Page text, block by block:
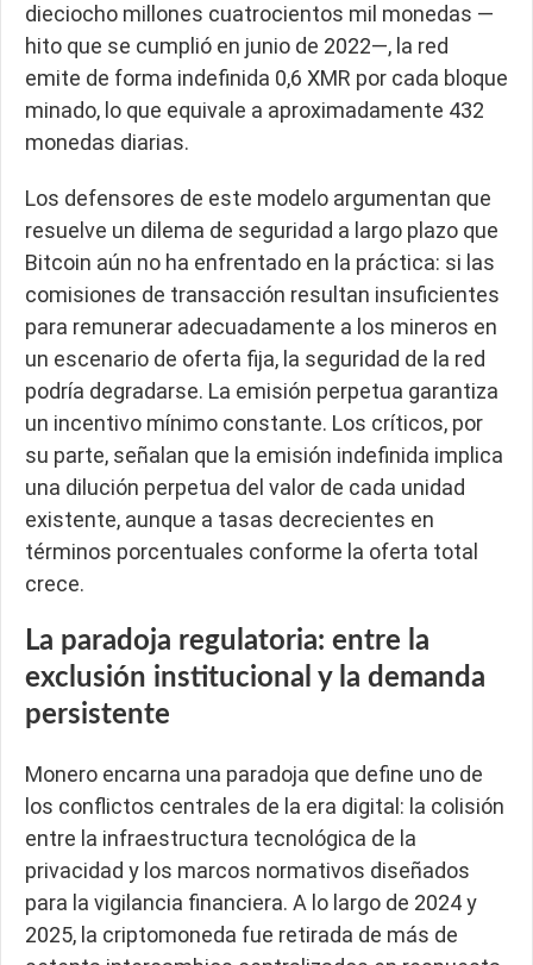
dieciocho millones cuatrocientos mil monedas —
hito que se cumplió en junio de 2022—, la red
emite de forma indefinida 0,6 XMR por cada bloque
minado, lo que equivale a aproximadamente 432
monedas diarias.
Los defensores de este modelo argumentan que
resuelve un dilema de seguridad a largo plazo que
Bitcoin aún no ha enfrentado en la práctica: si las
comisiones de transacción resultan insuficientes
para remunerar adecuadamente a los mineros en
un escenario de oferta fija, la seguridad de la red
podría degradarse. La emisión perpetua garantiza
un incentivo mínimo constante. Los críticos, por
su parte, señalan que la emisión indefinida implica
una dilución perpetua del valor de cada unidad
existente, aunque a tasas decrecientes en
términos porcentuales conforme la oferta total
crece.
La paradoja regulatoria: entre la
exclusión institucional y la demanda
persistente
Monero encarna una paradoja que define uno de
los conflictos centrales de la era digital: la colisión
entre la infraestructura tecnológica de la
privacidad y los marcos normativos diseñados
para la vigilancia financiera. A lo largo de 2024 y
2025, la criptomoneda fue retirada de más de